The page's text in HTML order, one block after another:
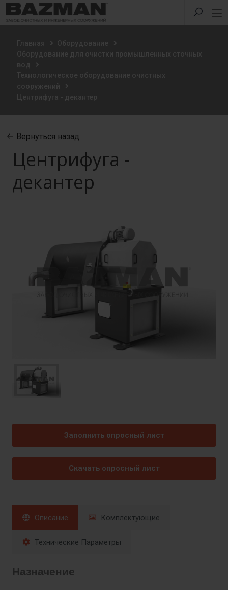
Главная
Оборудование
Оборудование для очистки промышленных сточных
вод
Технологическое оборудование очистных
сооружений
Центрифуга - декантер
Вернуться назад
Центрифуга -
декантер
Заполнить опросный лист
Скачать опросный лист
Описание Комплектующие
Технические Параметры
Назначение